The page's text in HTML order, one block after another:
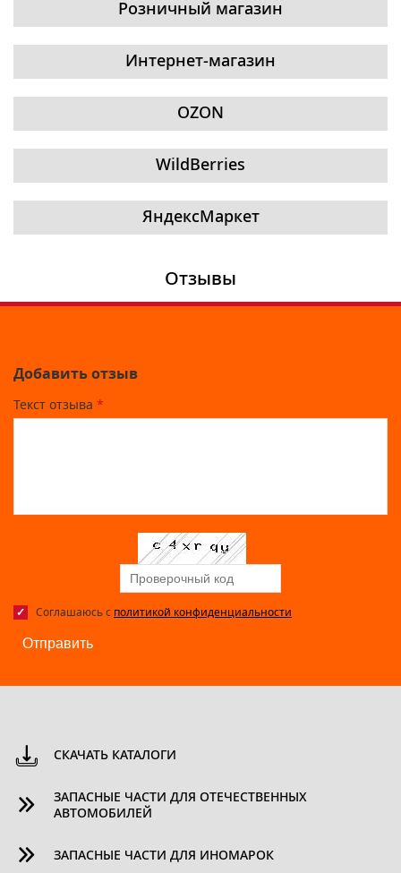
Розничный магазин
Интернет-магазин
OZON
WildBerries
ЯндексМаркет
Отзывы
Добавить отзыв
Текст отзыва *
Соглашаюсь с политикой конфиденциальности
Отправить
СКАЧАТЬ КАТАЛОГИ
ЗАПАСНЫЕ ЧАСТИ ДЛЯ ОТЕЧЕСТВЕННЫХ
АВТОМОБИЛЕЙ
ЗАПАСНЫЕ ЧАСТИ ДЛЯ ИНОМАРОК